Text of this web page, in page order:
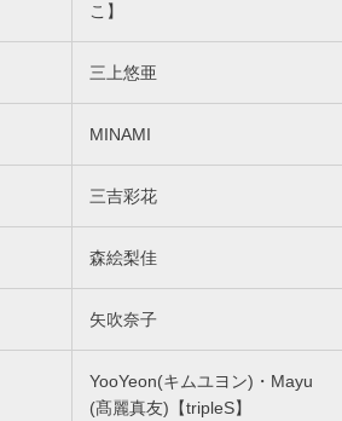
こ】
三上悠亜
MINAMI
三吉彩花
森絵梨佳
矢吹奈子
YooYeon(キムユヨン)・Mayu
(髙麗真友)【tripleS】